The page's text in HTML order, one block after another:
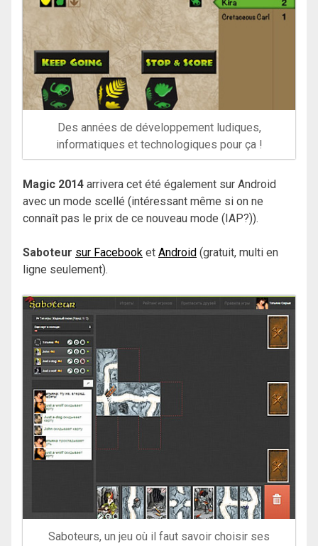
Des années de développement ludiques,
informatiques et technologiques pour ça !
Magic 2014 arrivera cet été également sur Android
avec un mode scellé (intéressant même si on ne
connaît pas le prix de ce nouveau mode (IAP?)).
Saboteur sur Facebook et Android (gratuit, multi en
ligne seulement).
Saboteurs, un jeu où il faut savoir choisir ses